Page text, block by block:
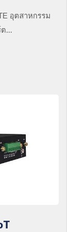
อุตสาหกรรม
...